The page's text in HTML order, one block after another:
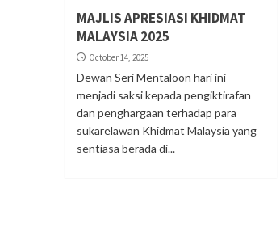
MAJLIS APRESIASI KHIDMAT
MALAYSIA 2025
October 14, 2025
Dewan Seri Mentaloon hari ini
menjadi saksi kepada pengiktirafan
dan penghargaan terhadap para
sukarelawan Khidmat Malaysia yang
sentiasa berada di...